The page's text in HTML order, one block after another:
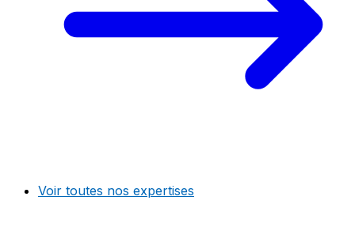
Voir toutes nos expertises